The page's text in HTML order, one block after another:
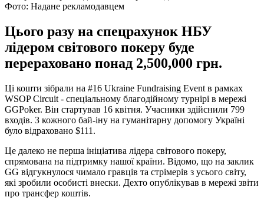
Фото: Надане рекламодавцем
Цього разу на спецрахунок НБУ
лідером світового покеру буде
перераховано понад 2,500,000 грн.
Ці кошти зібрали на #16 Ukraine Fundraising Event в рамках
WSOP Circuit - спеціальному благодійному турнірі в мережі
GGPoker. Він стартував 16 квітня. Учасники здійснили 799
входів. З кожного бай-іну на гуманітарну допомогу Україні
було відраховано $111.
Це далеко не перша ініціатива лідера світового покеру,
спрямована на підтримку нашої країни. Відомо, що на заклик
GG відгукнулося чимало гравців та стрімерів з усього світу,
які зробили особисті внески. Дехто опублікував в мережі звіти
про трансфер коштів.